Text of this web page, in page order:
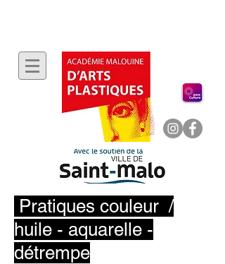
Pratiques couleur /
huile - aquarelle -
détrempe